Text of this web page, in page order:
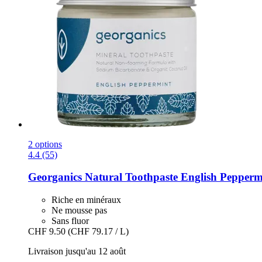
2 options
4.4 (55)
Georganics Natural Toothpaste English
Riche en minéraux
Ne mousse pas
Sans fluor
CHF 9.50 (CHF 79.17 / L)
Livraison jusqu'au 12 août